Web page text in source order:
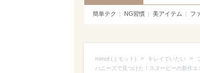
簡単テク NG習慣 美アイテム フ
mimot.(ミモット) > キレイでいたい >
ハニーズで見つけた！スヌーピーの新作